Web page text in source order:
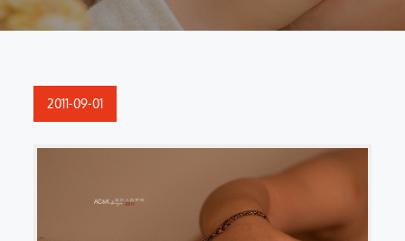
Posted
2011-09-01